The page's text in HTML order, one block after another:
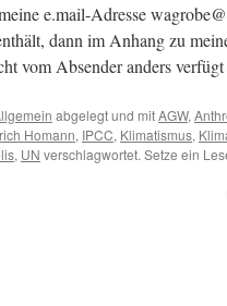
e.mail-Adresse
dann im Anhang zu
vom Absender anders
abgelegt und mitAGW,
Homann, IPCC, Klimatismus,
, UN verschlagwortet. Setze ein